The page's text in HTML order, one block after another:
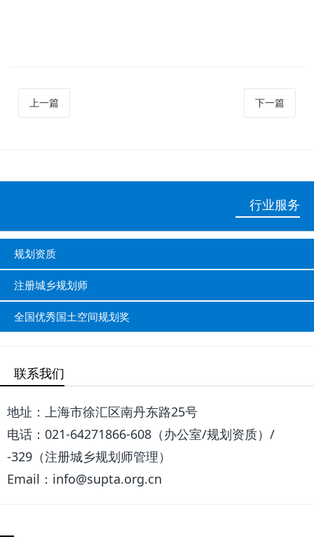
上一篇 下一篇
行业服务
规划资质
注册城乡规划师
全国优秀国土空间规划奖
联系我们
地址：上海市徐汇区南丹东路25号
电话：021-64271866-608（办公室/规划资质）/
-329（注册城乡规划师管理）
Email：info@supta.org.cn